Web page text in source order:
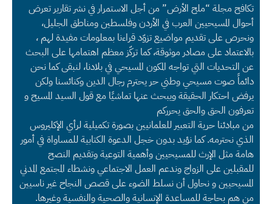
تكافح مجلة “ملح الأرض” من أجل الاستمرار في نشر تقارير تعرض
أحوال المسيحيين العرب في الأردن وفلسطين ومناطق الجليل،
ونحرص على تقديم مواضيع تزوّد قراءنا بمعلومات مفيدة لهم ،
بالاعتماد على مصادر موثوقة، كما تركّز معظم اهتمامها على البحث
عن التحديات التي تواجه المكون المسيحي في بلادنا، لنبقى كما نحن
دائماً صوت مسيحي وطني حر يحترم رجال الدين وكنائسنا ولكن
يرفض احتكار الحقيقة ويبحث عنها تماشيًا مع قول السيد المسيح و
تعرفون الحق والحق يحرركم
من مبادئنا حرية التعبير للعلمانيين بصورة تكميلية لرأي الإكليروس
الذي نحترمه. كما نؤيد بدون خجل الدعوة الكتابية للمساواة في أمور
هامة مثل الإرث للمسيحيين وأهمية التوعية وتقديم النصح
للمقبلين على الزواج وندعم العمل الاجتماعي ونشطاء المجتمع المدني
المسيحيين و نحاول أن نسلط الضوء على قصص النجاح غير ناسيين
من هم بحاجة للمساعدة الإنسانية والصحية والنفسية وغيرها.